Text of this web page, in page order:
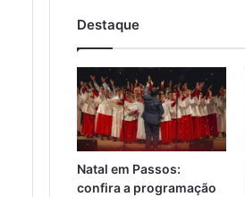
Destaque
Natal em Passos:
confira a programação